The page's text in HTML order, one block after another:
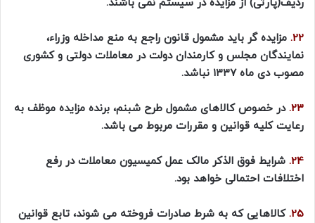
22. مزایده گر باید مشمول قانون راجع به منع مداخله وزراء،
نمایندگان مجلس و کارمندان دولت در معاملات دولتی و کشوری
مصوب دی ماه ۱۳۳۷ نباشد.
23. در خصوص کالاهای مشمول طرح شبنم، برنده مزایده موظف به
رعایت کلیه قوانین و مقررات مربوط می باشد.
24. شرایط فوق الذکر مالک عمل کمیسیون معاملات در رفع
اختلافات احتمالی خواهد بود.
25. کالاهایی که به شرط صادرات فروخته می شوند، تابع قوانین